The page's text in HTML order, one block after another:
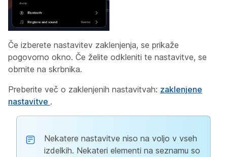
Če izberete nastavitev zaklenjenja, se prikaže
pogovorno okno. Če želite odkleniti te nastavitve, se
obrnite na skrbnika.
Preberite več o zaklenjenih nastavitvah: zaklenjene
nastavitve .
Nekatere nastavitve niso na voljo v vseh
izdelkih. Nekateri elementi na seznamu so